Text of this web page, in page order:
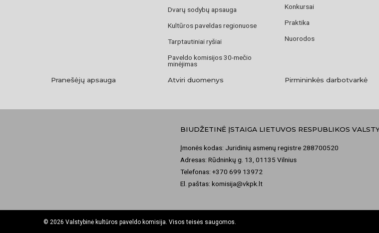
Dvarų sodybų apsauga
Kultūros paveldas regionuose
Tarptautiniai ryšiai
Paveldo komisijos 30-mečio
minėjimas
Konkursai
Praktika
Nuorodos
Pranešėjų apsauga Atviri duomenys Pirmininkės darbotvarkė
BIUDŽETINĖ ĮSTAIGA LIETUVOS RESPUBLIKOS
Įmonės kodas: Juridinių asmenų registre 288700520
Adresas: Rūdninkų g. 13, 01135 Vilnius
Telefonas: +370 699 13972
El. paštas: komisija@vkpk.lt
© 2026 Valstybinė kultūros paveldo komisija. Visos teisės saugomos.